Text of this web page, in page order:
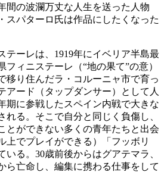
間の波瀾万丈な人生を送った人物
スパターロ氏は作品にしたくなった
テーレは、1919年にイベリア半島最
ィニステーレ（“地の果て”の意）
移り住んだラ・コルーニャ市で育っ
アード（タップダンサー）として人
期に参戦したスペイン内戦で大きな
れる。そこで自分と同じく負傷し、
とができない多くの青年たちと出会
上でプレイができる）「フッボリ
いる。30歳前後からはグアテマラ、
ら亡命し、編集に携わる仕事をして